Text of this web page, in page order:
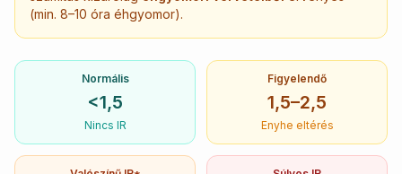
(min. 8–10 óra éhgyomor).
Normális
<1,5
Nincs IR
Figyelendő
1,5–2,5
Enyhe eltérés